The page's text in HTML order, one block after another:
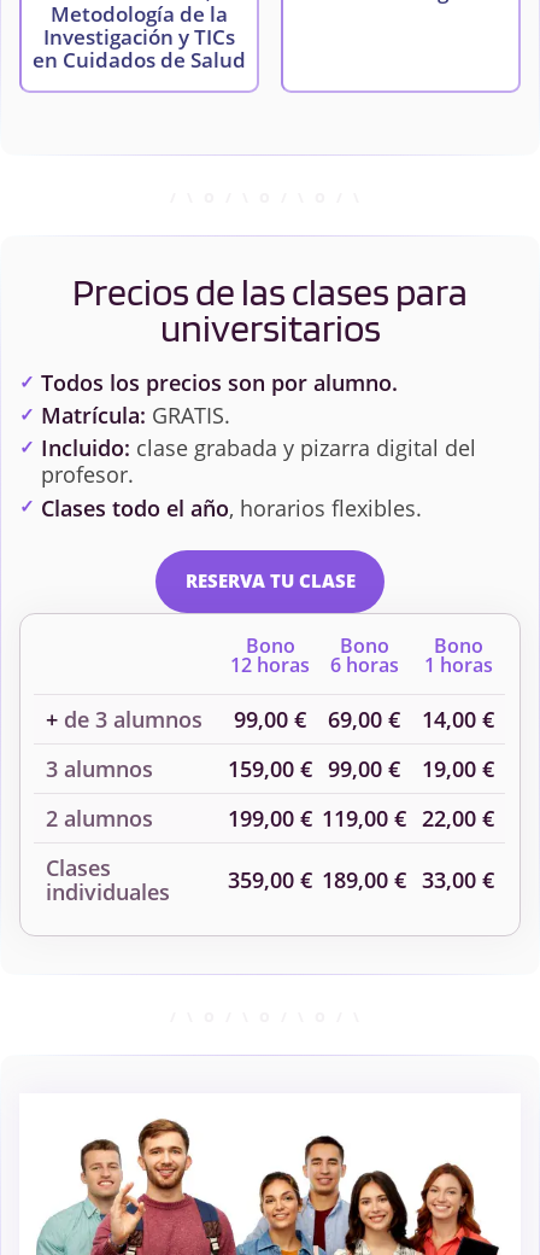
Metodología de la
Investigación y TICs
en Cuidados de Salud
Precios de las clases para
universitarios
Todos los precios son por alumno.
Matrícula: GRATIS.
Incluido: clase grabada y pizarra digital del
profesor.
Clases todo el año, horarios flexibles.
RESERVA TU CLASE
Bono
12 horas
Bono
6 horas
Bono
1 horas
+ de 3 alumnos 99,00 € 69,00 €
14,00 €
3 alumnos
159,00 € 99,00 €
19,00 €
2 alumnos
199,00 € 119,00 € 22,00 €
Clases
individuales
359,00 € 189,00 € 33,00 €